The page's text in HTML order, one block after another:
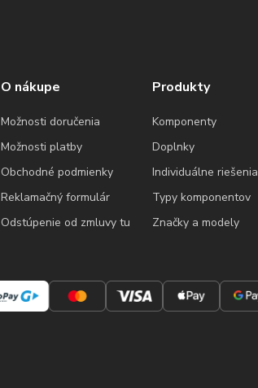
O nákupe
Možnosti doručenia
Možnosti platby
Obchodné podmienky
Reklamačný formulár
Odstúpenie od zmluvy tu
Produkty
Komponenty
Doplnky
Individuálne riešenia
Typy komponentov
Značky a modely